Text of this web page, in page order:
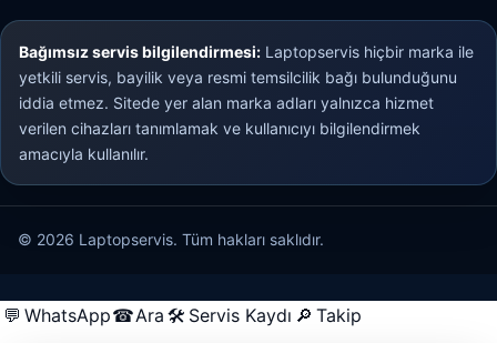
Bağımsız servis bilgilendirmesi: Laptopservis hiçbir marka ile
yetkili servis, bayilik veya resmi temsilcilik bağı bulunduğunu
iddia etmez. Sitede yer alan marka adları yalnızca hizmet
verilen cihazları tanımlamak ve kullanıcıyı bilgilendirmek
amacıyla kullanılır.
© 2026 Laptopservis. Tüm hakları saklıdır.
💬 WhatsApp☎Ara 🛠 Servis Kaydı 🔎 Takip